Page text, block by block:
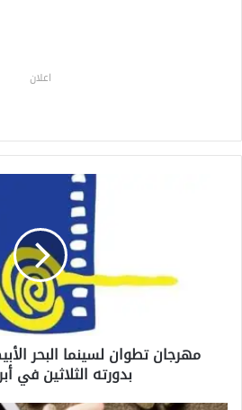
اعلان
مهرجان تطوان لسينما البحر
بدورته الثلاثين في